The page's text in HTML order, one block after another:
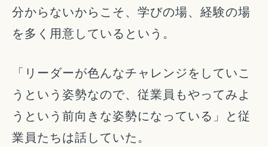
分からないからこそ、学びの場、経験の場
を多く用意しているという。
「リーダーが色んなチャレンジをしていこ
うという姿勢なので、従業員もやってみよ
うという前向きな姿勢になっている」と従
業員たちは話していた。